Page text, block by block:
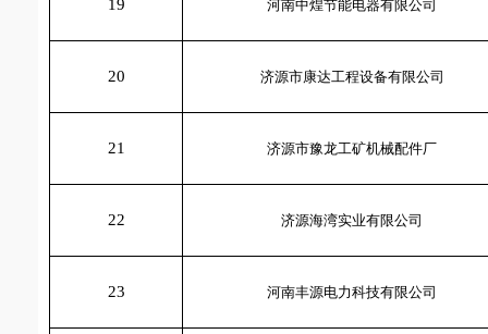
19 河南中煌节能电器有限公司
20 济源市康达工程设备有限公司
21 济源市豫龙工矿机械配件厂
22 济源海湾实业有限公司
23 河南丰源电力科技有限公司